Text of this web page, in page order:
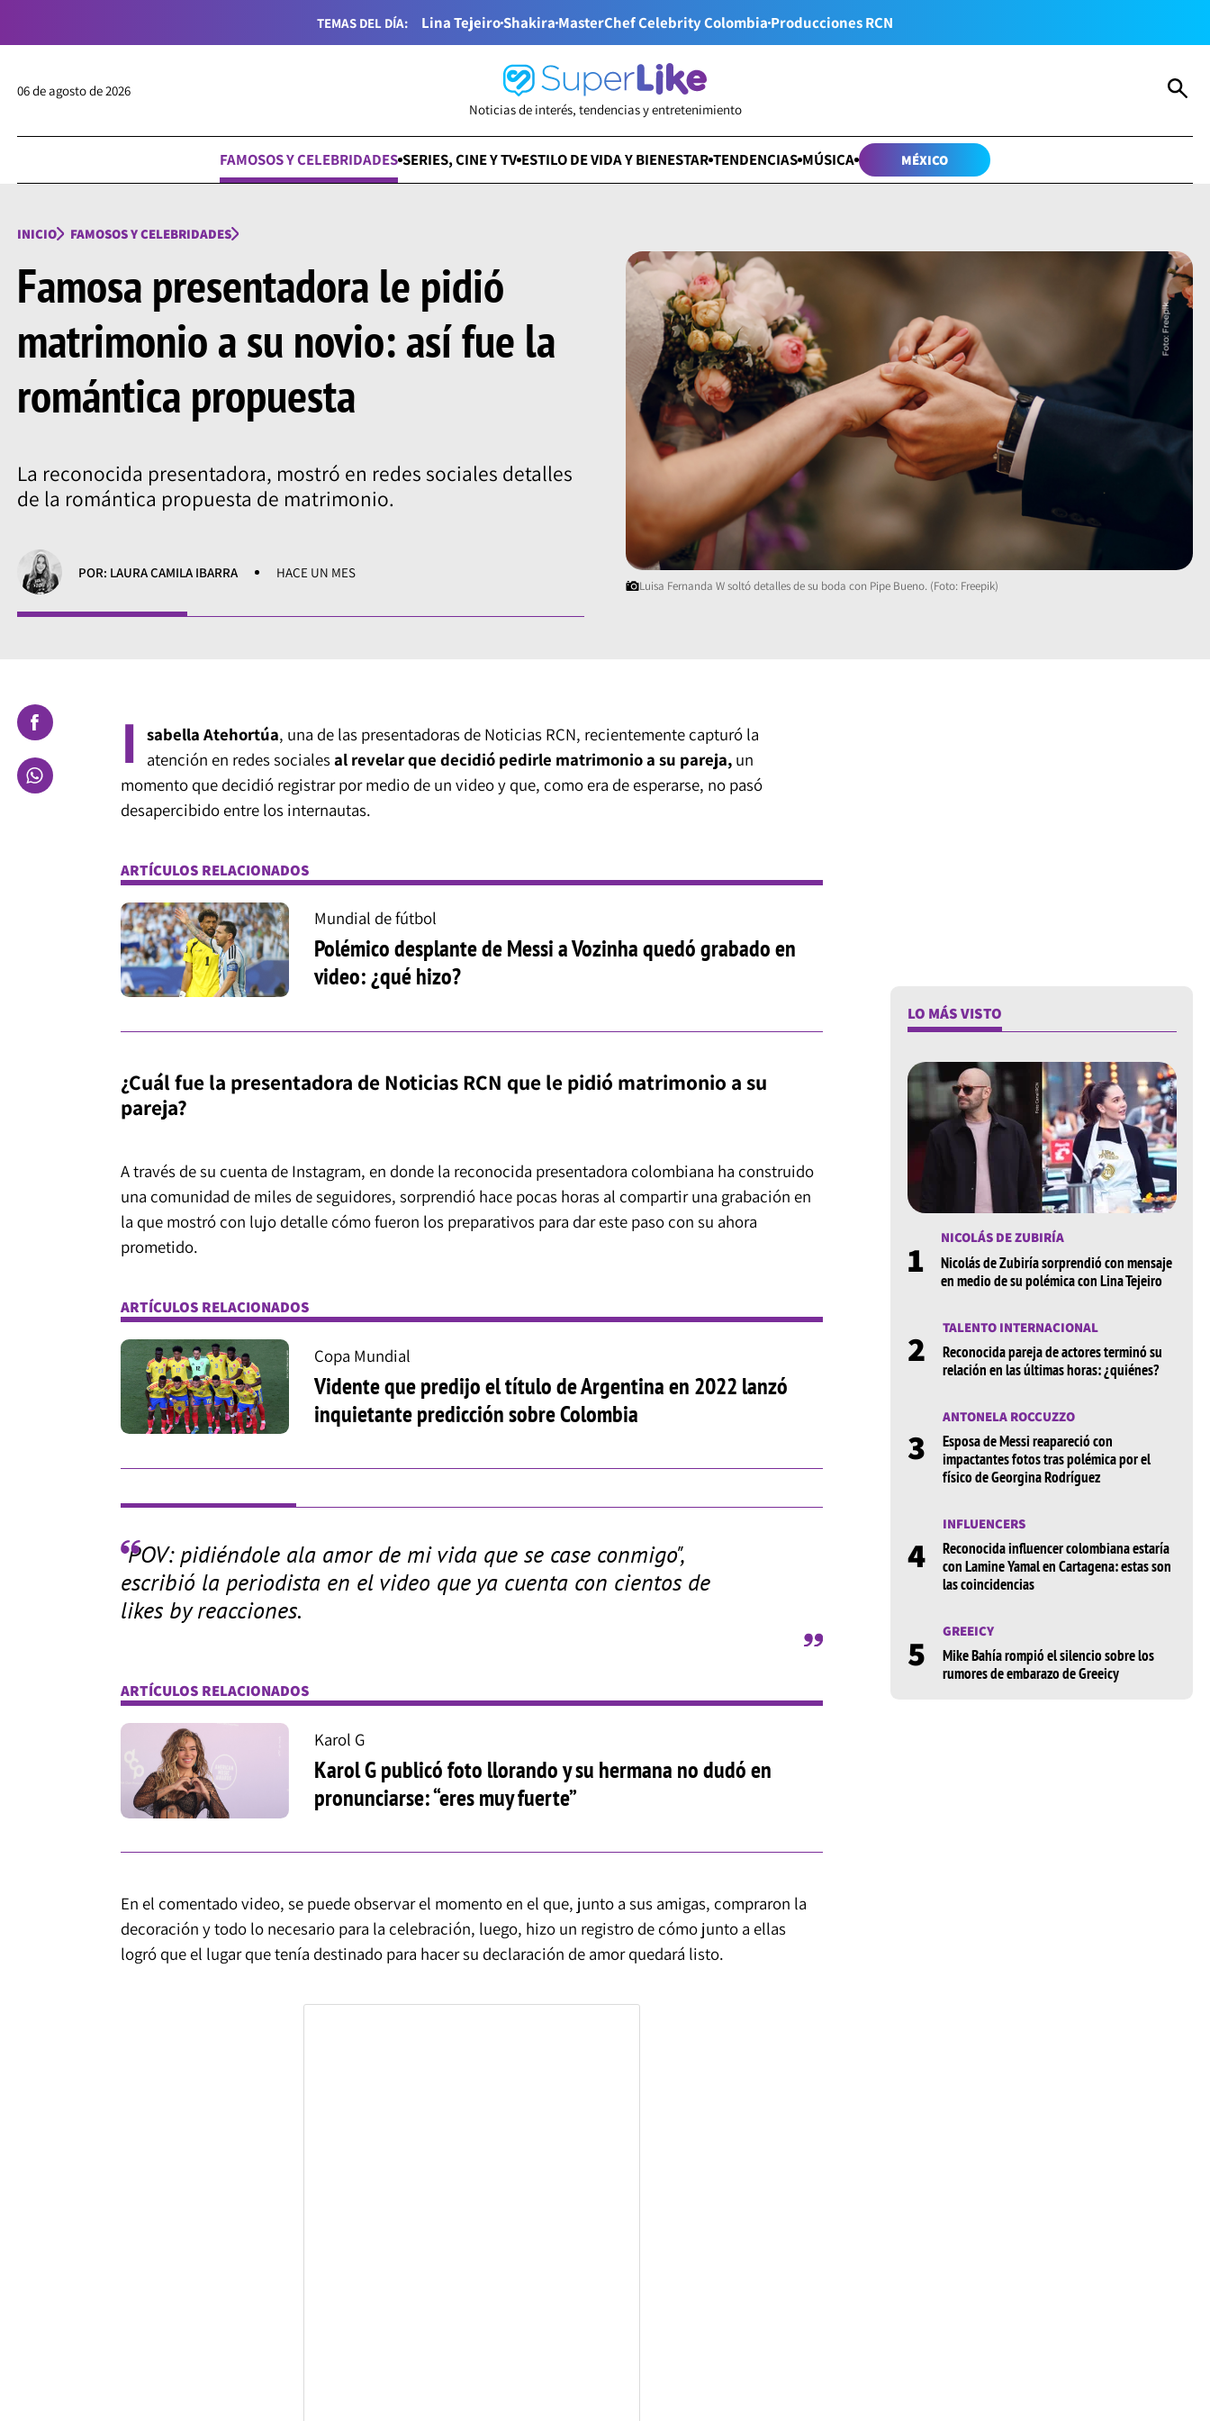
TEMAS DEL DÍA: Lina TejeiroShakiraMasterChef Celebrity ColombiaProducciones RCN
06 de agosto de 2026
Noticias de interés, tendencias y entretenimiento
FAMOSOS Y CELEBRIDADES SERIES, CINE Y TV ESTILO DE VIDA Y BIENESTAR TENDENCIAS MÚSICA MÉXICO
INICIO FAMOSOS Y CELEBRIDADES
Famosa presentadora le pidió
matrimonio a su novio: así fue la
romántica propuesta
La reconocida presentadora, mostró en redes sociales detalles
de la romántica propuesta de matrimonio.
POR: LAURA CAMILA IBARRA HACE UN MES
Luisa Fernanda W soltó detalles de su boda con Pipe Bueno. (Foto: Freepik)
I sabella Atehortúa, una de las presentadoras de Noticias RCN, recientemente capturó la
atención en redes socialesal revelar que decidió pedirle matrimonio a su pareja,un
momento que decidió registrar por medio de un video y que, como era de esperarse, no pasó
desapercibido entre los internautas.
ARTÍCULOS RELACIONADOS
Mundial de fútbol
Polémico desplante de Messi a Vozinha quedó grabado en
video: ¿qué hizo?
¿Cuál fue la presentadora de Noticias RCN que le pidió matrimonio a su
pareja?
A través de su cuenta de Instagram, en donde la reconocida presentadora colombiana ha construido
una comunidad de miles de seguidores, sorprendió hace pocas horas al compartir una grabación en
la que mostró con lujo detalle cómo fueron los preparativos para dar este paso con su ahora
prometido.
ARTÍCULOS RELACIONADOS
Copa Mundial
Vidente que predijo el título de Argentina en 2022 lanzó
inquietante predicción sobre Colombia
"POV: pidiéndole ala amor de mi vida que se case conmigo",
escribió la periodista en el video que ya cuenta con cientos de
likes by reacciones.
ARTÍCULOS RELACIONADOS
Karol G
Karol G publicó foto llorando y su hermana no dudó en
pronunciarse: “eres muy fuerte”
En el comentado video, se puede observar el momento en el que, junto a sus amigas, compraron la
decoración y todo lo necesario para la celebración, luego, hizo un registro de cómo junto a ellas
logró que el lugar que tenía destinado para hacer su declaración de amor quedará listo.
LO MÁS VISTO
1
NICOLÁS DE ZUBIRÍA
Nicolás de Zubiría sorprendió con mensaje
en medio de su polémica con Lina Tejeiro
2
TALENTO INTERNACIONAL
Reconocida pareja de actores terminó su
relación en las últimas horas: ¿quiénes?
3
ANTONELA ROCCUZZO
Esposa de Messi reapareció con
impactantes fotos tras polémica por el
físico de Georgina Rodríguez
4
INFLUENCERS
Reconocida influencer colombiana estaría
con Lamine Yamal en Cartagena: estas son
las coincidencias
5
GREEICY
Mike Bahía rompió el silencio sobre los
rumores de embarazo de Greeicy